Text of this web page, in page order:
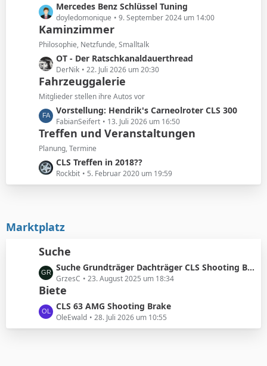
e
t
r
ä
g
e
e
B
i
t
r
ä
g
e
L
e
t
z
e
B
i
t
r
ä
g
e
Mercedes Benz Schlüssel Tuning
doyledomonique 9. September 2024 um 14:00
Kaminzimmer
Philosophie, Netzfunde, Smalltalk
L
e
t
z
e
B
i
t
r
OT - Der Ratschkanaldauerthread
DerNik 22. Juli 2026 um 20:30
Fahrzeuggalerie
Mitglieder stellen ihre Autos vor
L
e
t
z
e
B
r
g
e
Vorstellung: Hendrik's Carneolroter CLS 300
FabianSeifert 13. Juli 2026 um 16:50
Treffen und Veranstaltungen
Planung, Termine
L
e
t
B
e
i
t
r
ä
g
e
CLS Treffen in 2018??
Rockbit 5. Februar 2020 um 19:59
Marktplatz
Suche
L
e
t
z
t
e
Suche Grundträger Dachträger CLS Shooting Brake
GrzesC 23. August 2025 um 18:34
Biete
L
e
t
CLS 63 AMG Shooting Brake
OleEwald 28. Juli 2026 um 10:55